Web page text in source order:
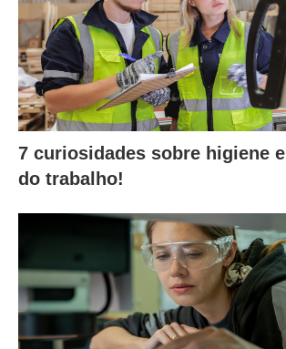
7 curiosidades sobre higiene
do trabalho!